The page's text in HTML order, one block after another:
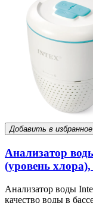
Добавить в избранное
Анализатор
(уровень
Анализатор воды
качество воды в